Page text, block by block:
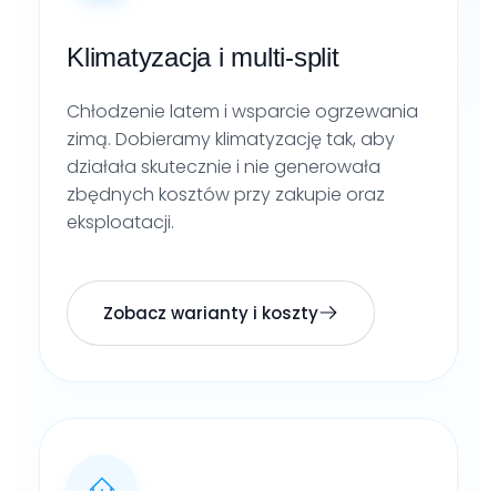
Klimatyzacja i multi-split
Chłodzenie latem i wsparcie ogrzewania
zimą. Dobieramy klimatyzację tak, aby
działała skutecznie i nie generowała
zbędnych kosztów przy zakupie oraz
eksploatacji.
Zobacz warianty i koszty